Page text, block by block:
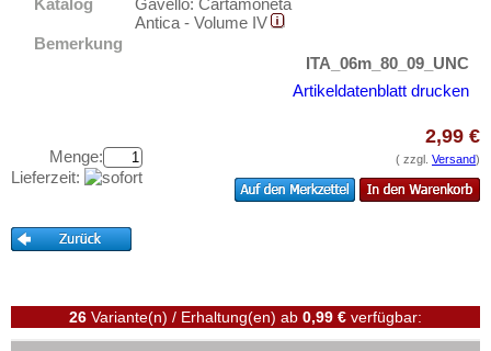
Liechtenstein
Mazedonien
Moldawien
Nordirland
Testbanknoten
Banknotenbriefe
Gutscheine
Kontakt
Preislisten
Katalog
Gavello: Cartamoneta
Antica - Volume IV
Bemerkung
ITA_06m_80_09_UNC
Artikeldatenblatt drucken
Menge:
Lieferzeit:
2,99 €
( zzgl. Versand)
26 Variante(n) / Erhaltung(en) ab 0,99 € verfügbar: